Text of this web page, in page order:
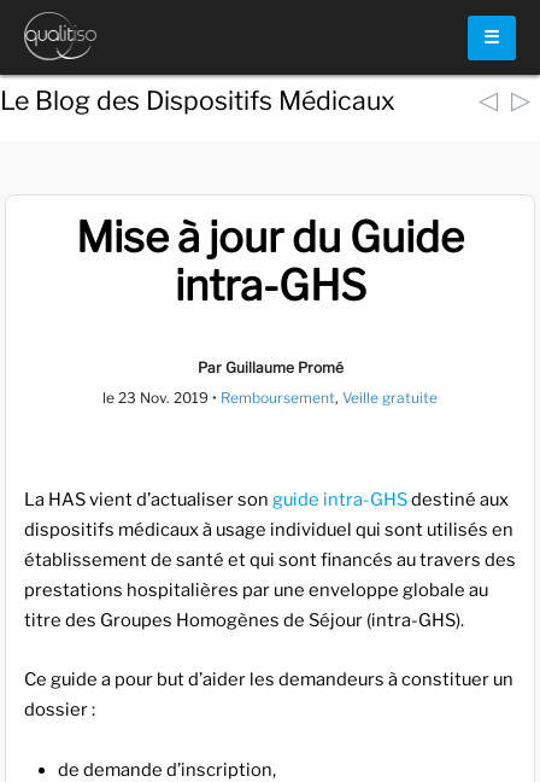
☰
Le Blog des Dispositifs Médicaux ◁ ▷
Mise à jour du Guide
intra-GHS
Par Guillaume Promé
le 23 Nov. 2019 • Remboursement, Veille gratuite
La HAS vient d’actualiser son guide intra-GHSdestiné aux
dispositifs médicaux à usage individuel qui sont utilisés en
établissement de santé et qui sont financés au travers des
prestations hospitalières par une enveloppe globale au
titre des Groupes Homogènes de Séjour (intra-GHS).
Ce guide a pour but d’aider les demandeurs à constituer un
dossier :
de demande d’inscription,